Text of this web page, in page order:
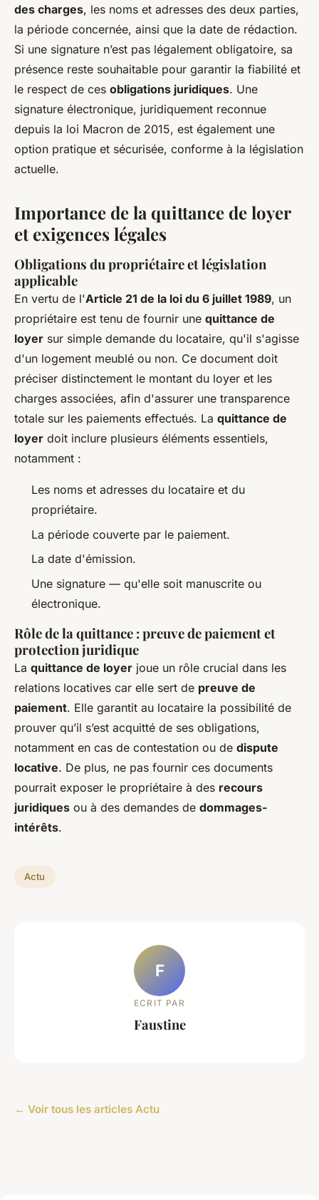
des charges, les noms et adresses des deux parties,
la période concernée, ainsi que la date de rédaction.
Si une signature n’est pas légalement obligatoire, sa
présence reste souhaitable pour garantir la fiabilité et
le respect de ces obligations juridiques. Une
signature électronique, juridiquement reconnue
depuis la loi Macron de 2015, est également une
option pratique et sécurisée, conforme à la législation
actuelle.
Importance de la quittance de loyer
et exigences légales
Obligations du propriétaire et législation
applicable
En vertu de l'Article 21 de la loi du 6 juillet 1989, un
propriétaire est tenu de fournir une quittance de
loyer sur simple demande du locataire, qu'il s'agisse
d'un logement meublé ou non. Ce document doit
préciser distinctement le montant du loyer et les
charges associées, afin d'assurer une transparence
totale sur les paiements effectués. La quittance de
loyer doit inclure plusieurs éléments essentiels,
notamment :
Les noms et adresses du locataire et du
propriétaire.
La période couverte par le paiement.
La date d'émission.
Une signature — qu'elle soit manuscrite ou
électronique.
Rôle de la quittance : preuve de paiement et
protection juridique
La quittance de loyer joue un rôle crucial dans les
relations locatives car elle sert de preuve de
paiement. Elle garantit au locataire la possibilité de
prouver qu’il s’est acquitté de ses obligations,
notamment en cas de contestation ou de dispute
locative. De plus, ne pas fournir ces documents
pourrait exposer le propriétaire à des recours
juridiques ou à des demandes de dommages-
intérêts.
Actu
F
ECRIT PAR
Faustine
← Voir tous les articles Actu